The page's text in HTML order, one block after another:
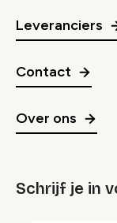
Leveranciers
Contact
Over ons
Schrijf je in